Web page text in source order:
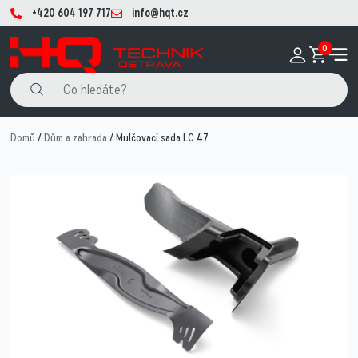
+420 604 197 717 info@hqt.cz
0
Domů /Dům a zahrada / Mulčovací sada LC 47